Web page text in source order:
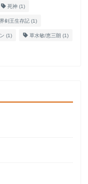
死神 (1)
剣王生存記 (1)
(1) 草水敏/恵三朗 (1)